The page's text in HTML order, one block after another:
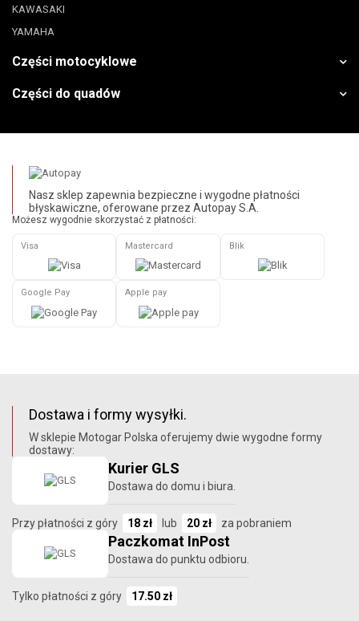
KAWASAKI
YAMAHA
Części motocyklowe
Części do quadów
Nasz sklep zapewnia bezpieczne i wygodne płatności
błyskawiczne, oferowane przez Autopay S.A.
Możesz wygodnie skorzystać z płatności:
Visa Mastercard Blik
Google Pay Apple pay
Dostawa i formy wysyłki.
W sklepie Motogar Polska oferujemy dwie wygodne formy
dostawy:
Kurier GLS
Dostawa do domu i biura.
Przy płatności z góry 18 zł lub 20 zł za pobraniem
Paczkomat InPost
Dostawa do punktu odbioru.
Tylko płatności z góry 17.50 zł